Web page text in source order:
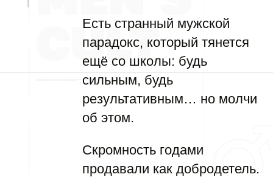
Есть странный мужской
парадокс, который тянется
ещё со школы: будь
сильным, будь
результативным… но молчи
об этом.
Скромность годами
продавали как добродетель.